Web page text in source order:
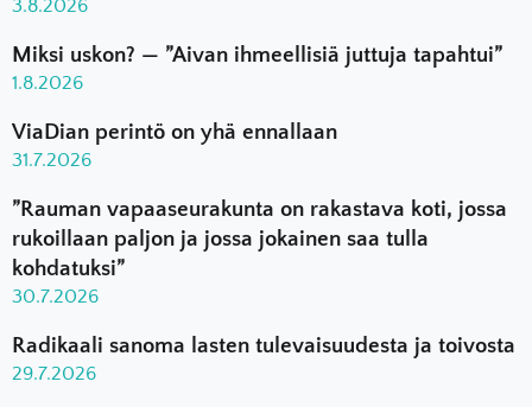
3.8.2026
Miksi uskon? — ”Aivan ihmeellisiä juttuja tapahtui”
1.8.2026
ViaDian perintö on yhä ennallaan
31.7.2026
”Rauman vapaaseurakunta on rakastava koti, jossa
rukoillaan paljon ja jossa jokainen saa tulla
kohdatuksi”
30.7.2026
Radikaali sanoma lasten tulevaisuudesta ja toivosta
29.7.2026